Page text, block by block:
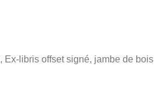
Ex-libris offset signé, jambe de bois